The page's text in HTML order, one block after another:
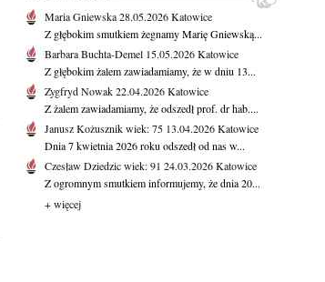
Maria Gniewska28.05.2026Katowice
Z głębokim smutkiem żegnamy Marię Gniewską...
Barbara Buchta-Demel 15.05.2026Katowice
Z głębokim żalem zawiadamiamy, że w dniu 13...
Zygfryd Nowak22.04.2026Katowice
Z żalem zawiadamiamy, że odszedł prof. dr hab....
Janusz Kożusznikwiek: 75 13.04.2026Katowice
Dnia 7 kwietnia 2026 roku odszedł od nas w...
Czesław Dziedzicwiek: 91 24.03.2026Katowice
Z ogromnym smutkiem informujemy, że dnia 20...
+ więcej